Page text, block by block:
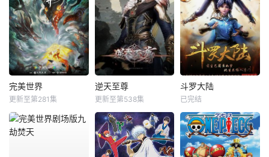
完美世界
更新至第281集
逆天至尊
更新至第538集
斗罗大陆
已完结